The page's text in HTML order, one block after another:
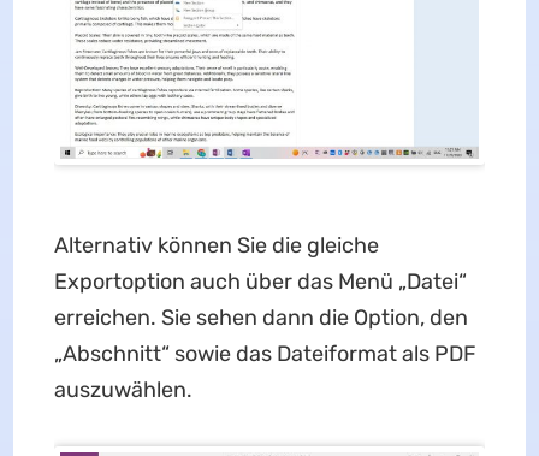
Alternativ können Sie die gleiche
Exportoption auch über das Menü „Datei“
erreichen. Sie sehen dann die Option, den
„Abschnitt“ sowie das Dateiformat als PDF
auszuwählen.